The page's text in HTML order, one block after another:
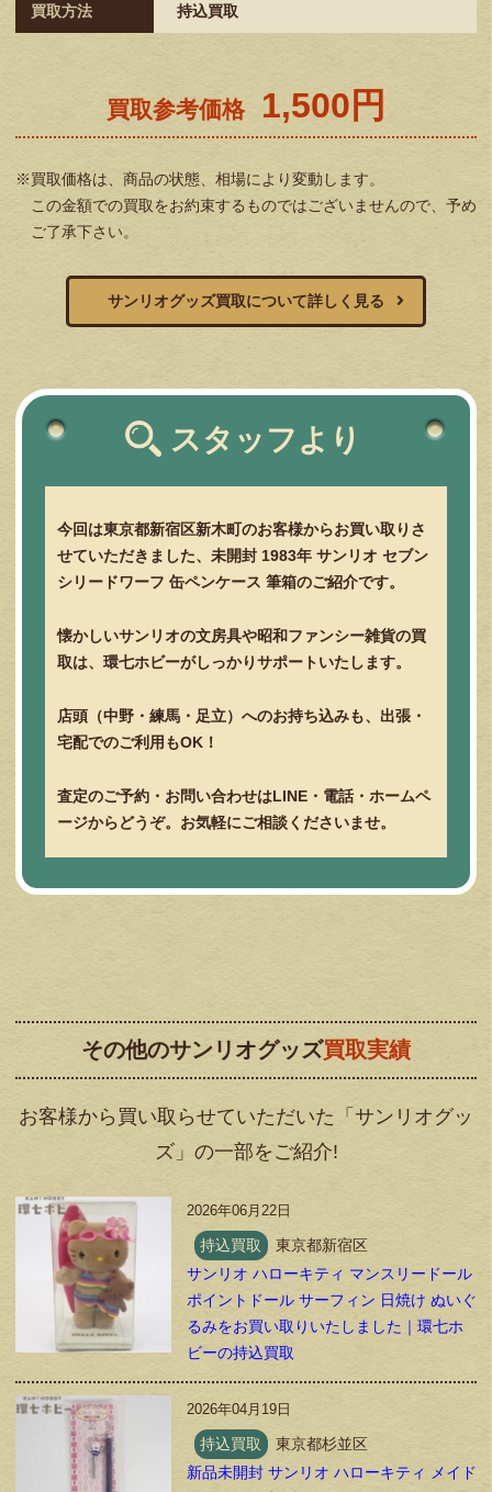
買取方法 持込買取
買取参考価格 1,500円
※買取価格は、商品の状態、相場により変動します。
この金額での買取をお約束するものではございませんので、予め
ご了承下さい。
サンリオグッズ買取について詳しく見る
スタッフより
今回は東京都新宿区新木町のお客様からお買い取りさ
せていただきました、未開封 1983年 サンリオ セブン
シリードワーフ 缶ペンケース 筆箱のご紹介です。
懐かしいサンリオの文房具や昭和ファンシー雑貨の買
取は、環七ホビーがしっかりサポートいたします。
店頭（中野・練馬・足立）へのお持ち込みも、出張・
宅配でのご利用もOK！
査定のご予約・お問い合わせはLINE・電話・ホームペ
ージからどうぞ。お気軽にご相談くださいませ。
その他のサンリオグッズ買取実績
お客様から買い取らせていただいた「サンリオグッ
ズ」の一部をご紹介!
2026年06月22日
持込買取
東京都新宿区
サンリオ ハローキティ マンスリードール
ポイントドール サーフィン 日焼け ぬいぐ
るみをお買い取りいたしました｜環七ホ
ビーの持込買取
2026年04月19日
持込買取
東京都杉並区
新品未開封 サンリオ ハローキティ メイド